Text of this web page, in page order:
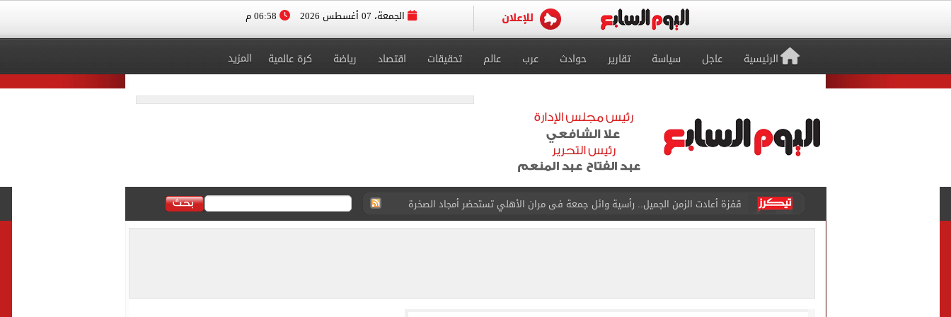
الجمعة، 07 أغسطس 2026
الرئيسية عاجل سياسة تقارير حوادث عرب عالم تحقيقات اقتصاد رياضة كرة عالمية المزيد
قفزة أعادت الزمن الجميل.. رأسية وائل جمعة فى مران الأهلي تستحضر أمجاد الصخرة
الأهلي ينهي مرانه الأول فى معسكر إسبانيا.. جلسة عموتة وفقرة بدنية.. صور
انطلاق مباراة مصر وإسبانيا فى نصف نهائي بطولة العالم لناشئات كرة اليد
سيلتيك الاسكتلندى يضع اللمسات الأخيرة لضم هيثم حسن